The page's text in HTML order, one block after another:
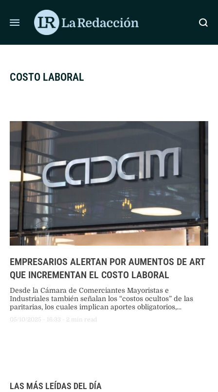
ÚLTIMAS NOTICIAS
LOTES DE ÁTOMO DESINFLAMANTE ROBADOS EN
COSTO LABORAL
EMPRESARIOS ALERTAN POR AUMENTOS DE ART
QUE INCREMENTAN EL COSTO LABORAL
Desde la Cámara de Comerciantes Mayoristas e
Industriales también señalan los “costos ocultos” de las
paritarias, los cuales implican aportes obligatorios,
deben afrontar, más allá de los aumentos salariales.
05/10/2025 - 16:33 - 2 min read
LAS MÁS LEÍDAS DEL DÍA